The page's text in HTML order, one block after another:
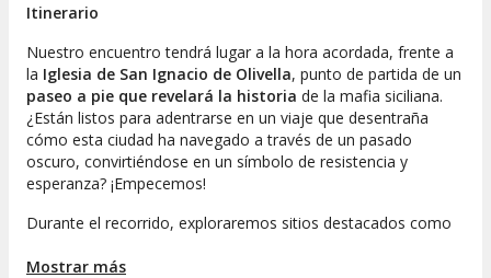
Itinerario
Nuestro encuentro tendrá lugar a la hora acordada, frente a
la Iglesia de San Ignacio de Olivella, punto de partida de un
paseo a pie que revelará la historia de la mafia siciliana.
¿Están listos para adentrarse en un viaje que desentraña
cómo esta ciudad ha navegado a través de un pasado
oscuro, convirtiéndose en un símbolo de resistencia y
esperanza? ¡Empecemos!
Durante el recorrido, exploraremos sitios destacados como
de los ciudadanos en su lucha contra la mafia. Este muro
Mostrar más